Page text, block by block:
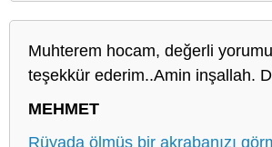
Muhterem hocam, değerli
teşekkür ederim..Amin inşallah.
MEHMET
Rüyada ölmüş bir akrabanızı